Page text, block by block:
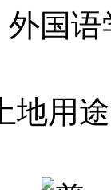
国
地用